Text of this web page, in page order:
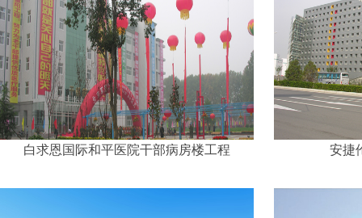
白求恩国际和平医院干部病房楼工程 安捷